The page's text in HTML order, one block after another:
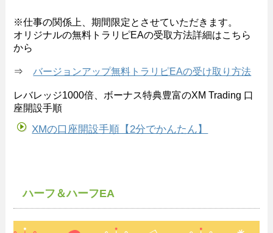
※仕事の関係上、期間限定とさせていただきます。
オリジナルの無料トラリピEAの受取方法詳細はこちら
から
⇒バージョンアップ無料トラリピEAの受け取り方法
レバレッジ1000倍、ボーナス特典豊富のXM Trading 口
座開設手順
XMの口座開設手順【2分でかんたん】
ハーフ＆ハーフEA